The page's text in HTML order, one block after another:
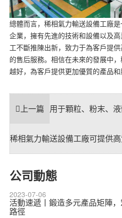
總體而言，稀相氣力輸送設備工廠
企業，擁有先進的技術和設備以及
工不斷推陳出新，致力于為客戶提
的售后服務。相信在未來的發展中
越好，為客戶提供更加優質的產品和
上一篇 用于顆粒、粉末、液體等
稀相氣力輸送設備工廠可提供高質量
公司動態
2023-07-06
活動速遞丨鍛造多元產品矩陣
路徑